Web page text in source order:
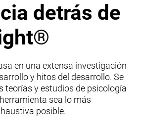
detrás de
®
en una extensa investigación
y hitos del desarrollo. Se
teorías y estudios de psicología
sea lo más
posible.